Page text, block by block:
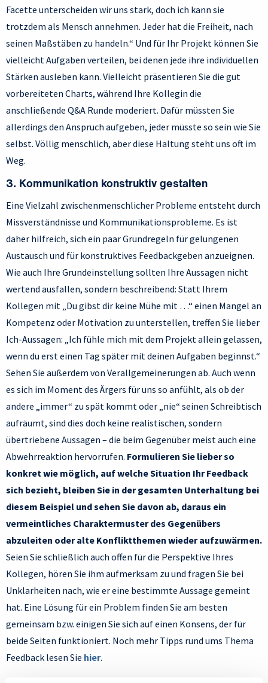
Facette unterscheiden wir uns stark, doch ich kann sie
trotzdem als Mensch annehmen. Jeder hat die Freiheit, nach
seinen Maßstäben zu handeln.“ Und für Ihr Projekt können Sie
vielleicht Aufgaben verteilen, bei denen jede ihre individuellen
Stärken ausleben kann. Vielleicht präsentieren Sie die gut
vorbereiteten Charts, während Ihre Kollegin die
anschließende Q&A Runde moderiert. Dafür müssten Sie
allerdings den Anspruch aufgeben, jeder müsste so sein wie Sie
selbst. Völlig menschlich, aber diese Haltung steht uns oft im
Weg.
3. Kommunikation konstruktiv gestalten
Eine Vielzahl zwischenmenschlicher Probleme entsteht durch
Missverständnisse und Kommunikationsprobleme. Es ist
daher hilfreich, sich ein paar Grundregeln für gelungenen
Austausch und für konstruktives Feedbackgeben anzueignen.
Wie auch Ihre Grundeinstellung sollten Ihre Aussagen nicht
wertend ausfallen, sondern beschreibend: Statt Ihrem
Kollegen mit „Du gibst dir keine Mühe mit …“ einen Mangel an
Kompetenz oder Motivation zu unterstellen, treffen Sie lieber
Ich-Aussagen: „Ich fühle mich mit dem Projekt allein gelassen,
wenn du erst einen Tag später mit deinen Aufgaben beginnst.“
Sehen Sie außerdem von Verallgemeinerungen ab. Auch wenn
es sich im Moment des Ärgers für uns so anfühlt, als ob der
andere „immer“ zu spät kommt oder „nie“ seinen Schreibtisch
aufräumt, sind dies doch keine realistischen, sondern
übertriebene Aussagen – die beim Gegenüber meist auch eine
Abwehrreaktion hervorrufen. Formulieren Sie lieber so
konkret wie möglich, auf welche Situation Ihr Feedback
sich bezieht, bleiben Sie in der gesamten Unterhaltung bei
diesem Beispiel und sehen Sie davon ab, daraus ein
vermeintliches Charaktermuster des Gegenübers
abzuleiten oder alte Konfliktthemen wieder aufzuwärmen.
Seien Sie schließlich auch offen für die Perspektive Ihres
Kollegen, hören Sie ihm aufmerksam zu und fragen Sie bei
Unklarheiten nach, wie er eine bestimmte Aussage gemeint
hat. Eine Lösung für ein Problem finden Sie am besten
gemeinsam bzw. einigen Sie sich auf einen Konsens, der für
beide Seiten funktioniert. Noch mehr Tipps rund ums Thema
Feedback lesen Sie hier.